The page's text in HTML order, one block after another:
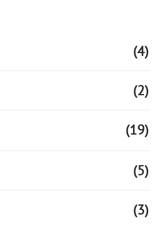
(4)
(2)
(19)
(5)
(3)